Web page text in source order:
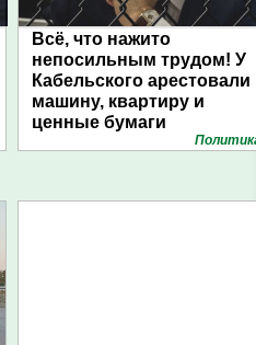
Всё, что нажито
непосильным трудом! У
Кабельского арестовали
машину, квартиру и
ценные бумаги